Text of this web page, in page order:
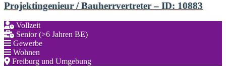
Projektingenieur / Bauherrvertreter – ID: 10883
Vollzeit
Senior (>6 Jahren BE)
Gewerbe
Wohnen
Freiburg und Umgebung